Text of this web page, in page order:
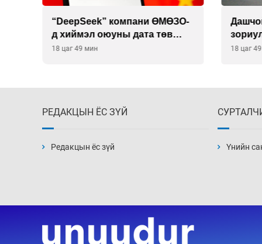
“DeepSeek” компани ӨМӨЗО-
д хиймэл оюуны дата төв
байгуулахаар төлөвлөж
18 цаг 49 мин 18 цаг
РЕДАКЦЫН ЁС ЗҮЙ
Редакцын ёс зүй Үнийн